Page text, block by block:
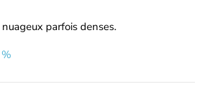
parfois denses.